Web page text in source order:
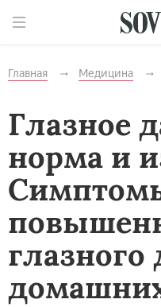
Главная Медицина
Глазное
норма и
глазного